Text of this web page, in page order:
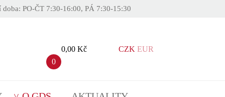
doba: PO-ČT 7:30-16:00, PÁ 7:30-15:30
0
0,00 Kč CZK EUR